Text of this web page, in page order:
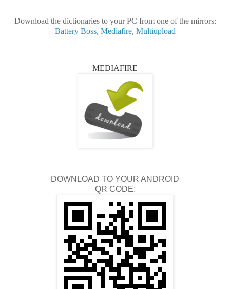
Download the dictionaries to your PC from one of the mirrors:
Battery Boss, Mediafire, Multiupload
MEDIAFIRE
DOWNLOAD TO YOUR ANDROID
QR CODE: